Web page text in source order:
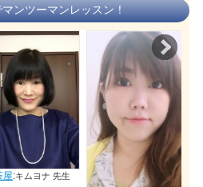
ンツーマンレッスン！
屋:キムヨナ 先生